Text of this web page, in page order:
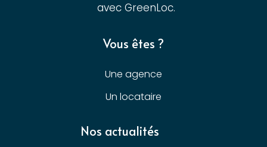
avec GreenLoc.
Vous êtes ?
Une agence
Un locataire
Nos actualités